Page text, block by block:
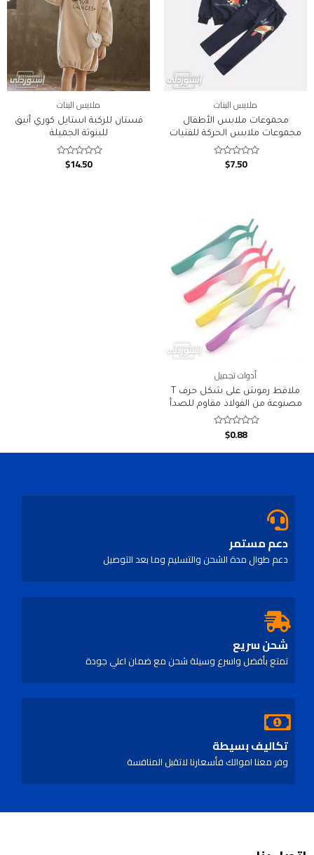
ملابس البنات
مجموعات ملابس الأطفال
مجموعات ملابس الحركة للفتيات
Rated
$7.50
ملابس البنات
فستان للركبة استايل كوري أنيق
للبنوتة الجميلة
Rated
$14.50
أدوات تجميل
ملاقط رموش على شكل حرف T
مصنوعة من الفولاذ مقاوم للصدأ
Rated
$0.88
دعم مستمر
دعم طوال مدة الشحن والتسليم وما بعد التوصيل
شحن سريع
تمتع بأفضل واسرع وسيلة شحن مع ضمان اعلي جودة
تكاليف بسيطة
وفر معنا اموالك فأسعارنا لاتقبل المنافسة